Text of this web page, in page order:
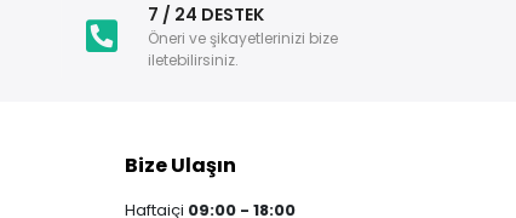
7 / 24 DESTEK
Öneri ve şikayetlerinizi bize
iletebilirsiniz.
Bize Ulaşın
Haftaiçi 09:00 - 18:00